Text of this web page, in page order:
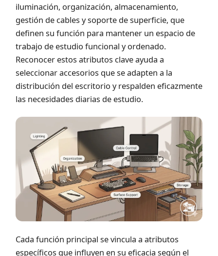
iluminación, organización, almacenamiento,
gestión de cables y soporte de superficie, que
definen su función para mantener un espacio de
trabajo de estudio funcional y ordenado.
Reconocer estos atributos clave ayuda a
seleccionar accesorios que se adapten a la
distribución del escritorio y respalden eficazmente
las necesidades diarias de estudio.
Cada función principal se vincula a atributos
específicos que influyen en su eficacia según el